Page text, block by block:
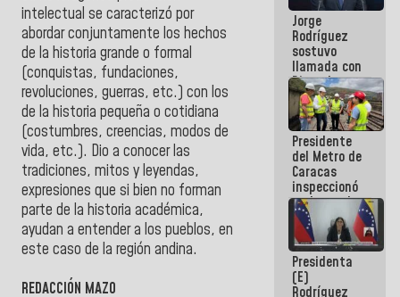
intelectual se caracterizó por
abordar conjuntamente los hechos
de la historia grande o formal
(conquistas, fundaciones,
revoluciones, guerras, etc.) con los
de la historia pequeña o cotidiana
(costumbres, creencias, modos de
vida, etc.). Dio a conocer las
tradiciones, mitos y leyendas,
expresiones que si bien no forman
parte de la historia académica,
ayudan a entender a los pueblos, en
este caso de la región andina.
REDACCIÓN MAZO
a servidores
públicos
Jorge
Rodríguez
sostuvo
llamada con
Dinorah
Figuera y
acuerdan
primer
encuentro
presencial
para el
diálogo
Presidente
del Metro de
Caracas
inspeccionó
trabajos de
rehabilitación
y
modernización
de la vía
férrea
Presidenta
(E)
Rodríguez